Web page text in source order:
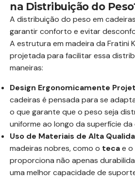
na Distribuição do
A distribuição do peso em
garantir conforto e evitar
A estrutura em madeira da Fratini
projetada para facilitar essa
maneiras:
Design Ergonomicamente
cadeiras é pensada para se
o que garante que o peso seja
uniforme ao longo da superfície da
Uso de Materiais de Alta
madeiras nobres, como o tecae o
proporciona não apenas
uma melhor capacidade de